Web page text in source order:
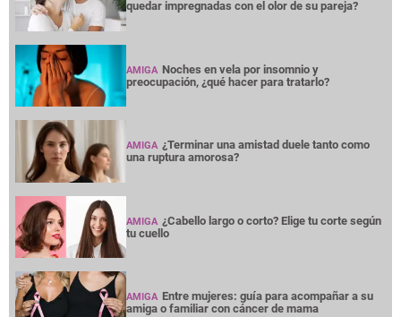
quedar impregnadas con el olor de su pareja?
AMIGA Noches en vela por insomnio y
preocupación, ¿qué hacer para tratarlo?
AMIGA ¿Terminar una amistad duele tanto como
una ruptura amorosa?
AMIGA ¿Cabello largo o corto? Elige tu corte según
tu cuello
AMIGA Entre mujeres: guía para acompañar a su
amiga o familiar con cáncer de mama